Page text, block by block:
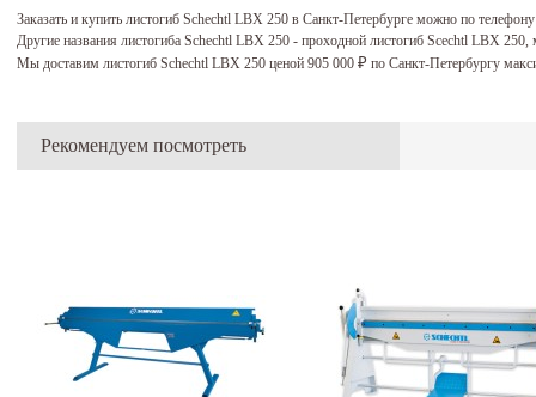
Заказать и купить листогиб Schechtl LBX 250 в Санкт-Петербурге можно по
Другие названия листогиба Schechtl LBX 250 - проходной листогиб Scechtl LBX
Мы доставим листогиб Schechtl LBX 250 ценой 905 000 ₽ по Санкт-Петербургу
Рекомендуем посмотреть